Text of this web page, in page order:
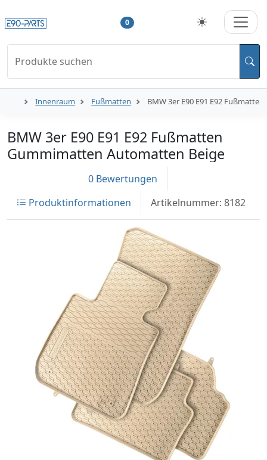
0
Produkte suchen
Innenraum Fußmatten BMW 3er E90 E91 E92
BMW 3er E90 E91 E92 Fußmatten
Gummimatten Automatten Beige
0 Bewertungen
Produktinformationen
Artikelnummer: 8182